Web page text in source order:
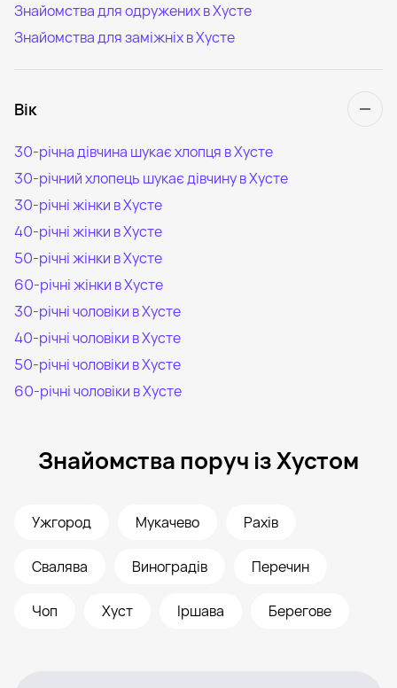
Знайомства для одружених в Хусте
Знайомства для заміжніх в Хусте
Вік
30-річна дівчина шукає хлопця в Хусте
30-річний хлопець шукає дівчину в Хусте
30-річні жінки в Хусте
40-річні жінки в Хусте
50-річні жінки в Хусте
60-річні жінки в Хусте
30-річні чоловіки в Хусте
40-річні чоловіки в Хусте
50-річні чоловіки в Хусте
60-річні чоловіки в Хусте
Знайомства поруч із Хустом
Ужгород Мукачево Рахів
Свалява Виноградів Перечин
Чоп Хуст Іршава Берегове